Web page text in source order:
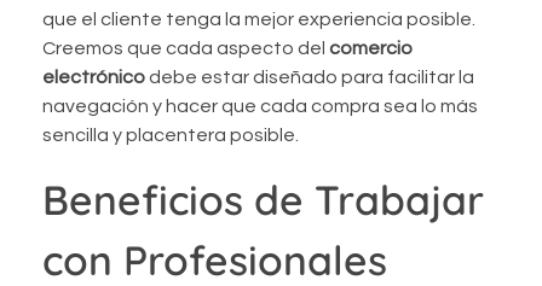
que el cliente tenga la mejor experiencia posible.
Creemos que cada aspecto del comercio
electrónicodebe estar diseñado para facilitar la
navegación y hacer que cada compra sea lo más
sencilla y placentera posible.
Beneficios de Trabajar
con Profesionales